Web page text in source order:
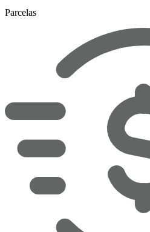
Parcelas